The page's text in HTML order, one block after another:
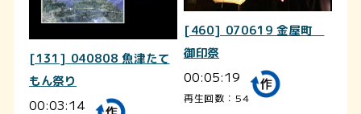
[131] 040808 魚津たて
もん祭り
00:03:14
[460] 070619 金屋町
御印祭
00:05:19
再生回数：54